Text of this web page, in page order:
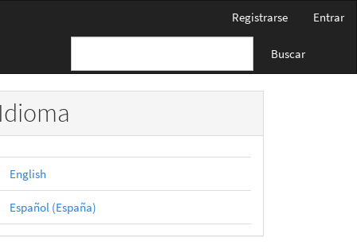
Registrarse Entrar
Buscar
Idioma
English
Español (España)